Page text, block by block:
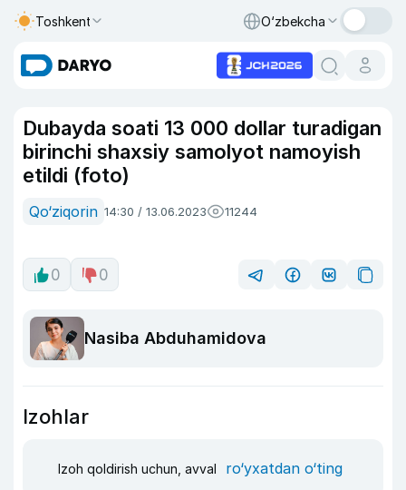
Toshkent O‘zbekcha
Dubayda soati 13 000 dollar turadigan
birinchi shaxsiy samolyot namoyish
etildi (foto)
Qo‘ziqorin 14:30 / 13.06.2023 11244
0 0
Nasiba Abduhamidova
Izohlar
Izoh qoldirish uchun, avval ro‘yxatdan o‘ting